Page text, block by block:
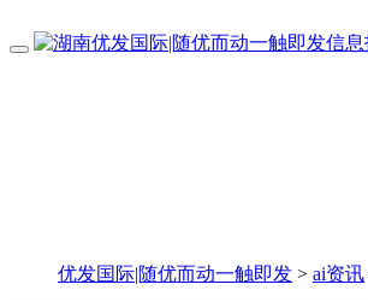
优发国际|随优而动一触即发 > ai资讯